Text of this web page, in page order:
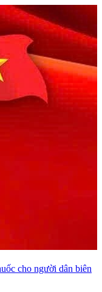
cho người dân biên